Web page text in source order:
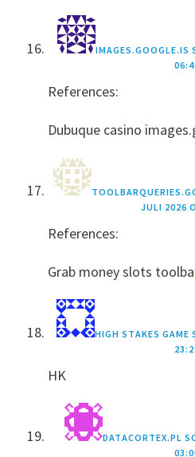
IMAGES.GOOGLE.IS
References:
Dubuque casino
JULI 2026
References:
Grab money slots
HIGH STAKES GAME
HK
DATACORTEX.PL